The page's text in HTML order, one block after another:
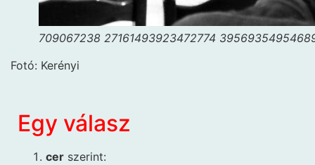
709067238 27161493923472774
Fotó: Kerényi
Egy válasz
cer szerint: